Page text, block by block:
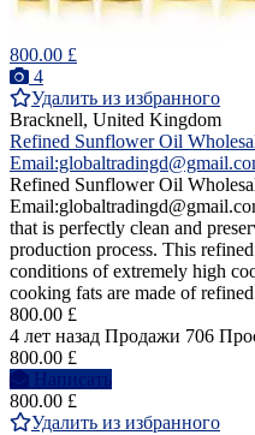
800.00 £
4
Удалить из избранного
Bracknell, United Kingdom
Refined Sunflower Oil
Refined Sunflower Oil
that is perfectly clean and
production process. This
conditions of extremely high
cooking fats are made of
800.00 £
4 лет назад Продажи 706
800.00 £
Написать
800.00 £
Удалить из избранного